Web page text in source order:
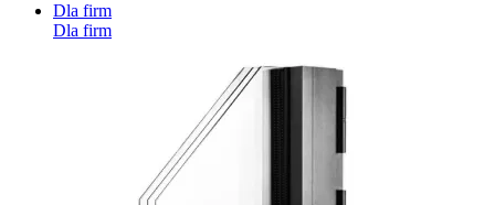
Dla firm
Dla firm